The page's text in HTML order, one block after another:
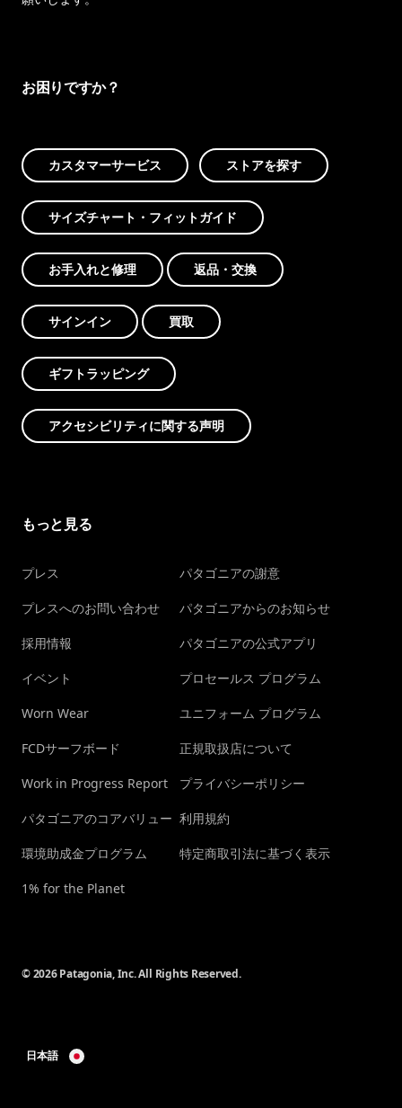
お困りですか？
カスタマーサービス ストアを探す
サイズチャート・フィットガイド
お手入れと修理 返品・交換
サインイン 買取
ギフトラッピング
アクセシビリティに関する声明
もっと見る
プレス
プレスへのお問い合わせ
採用情報
イベント
Worn Wear
FCDサーフボード
Work in Progress Report
パタゴニアのコアバリュー
環境助成金プログラム
1% for the Planet
パタゴニアの謝意
パタゴニアからのお知らせ
パタゴニアの公式アプリ
プロセールス プログラム
ユニフォーム プログラム
正規取扱店について
プライバシーポリシー
利用規約
特定商取引法に基づく表示
© 2026 Patagonia, Inc. All Rights Reserved.
日本語